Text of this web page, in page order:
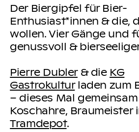
Der Biergipfel für Bier-
Enthusiast*innen & die,
wollen. Vier Gänge und
genussvoll &
Pierre Dubler& die KG
Gastrokulturladen zum
– dieses Mal
Koschahre, Braumeister
Tramdepot.